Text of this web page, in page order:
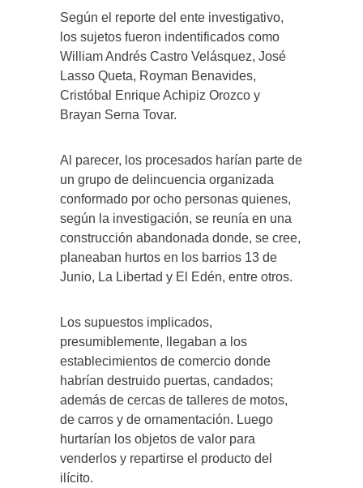
Según el reporte del ente investigativo,
los sujetos fueron indentificados como
William Andrés Castro Velásquez, José
Lasso Queta, Royman Benavides,
Cristóbal Enrique Achipiz Orozco y
Brayan Serna Tovar.
Al parecer, los procesados harían parte de
un grupo de delincuencia organizada
conformado por ocho personas quienes,
según la investigación, se reunía en una
construcción abandonada donde, se cree,
planeaban hurtos en los barrios 13 de
Junio, La Libertad y El Edén, entre otros.
Los supuestos implicados,
presumiblemente, llegaban a los
establecimientos de comercio donde
habrían destruido puertas, candados;
además de cercas de talleres de motos,
de carros y de ornamentación. Luego
hurtarían los objetos de valor para
venderlos y repartirse el producto del
ilícito.